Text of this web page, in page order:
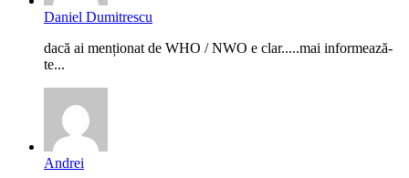
Daniel Dumitrescu
dacă ai menționat de WHO / NWO e clar.....mai informează-
te...
Andrei